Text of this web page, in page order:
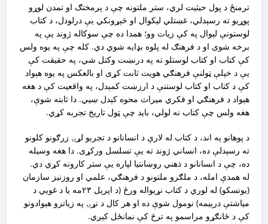
ترمنځ د پول حيثيت لري، ستر ملتونه چې د پرمختګ او تمدن لوړو
پوړيو ته رسېدلي، غښتلي ليکوال او څېړونکي يې درلودل، د کتاب
لوستونې لېوال په کې زيات وو؛ همدا ده چې سوکاله ژوند يې په
برخه شوى او د فرهنګ له پلوه بډايه شوي دي. کله چې په يوه ولس
کې کتاب او کتاب لوستلو ته په درنښت وکتل شي، په حقيقت کې
يې د خپلې ټولنې فرهنګي هويت ثابت کړى او بالعکس په يوه هېواد
کې د کتاب او کتاب لوستنې د ارزښت کمېدل، په واقعيت کې د هغه
هېواد د فرهنګي او فکري ميراث محوه کېدل ښيي. دا ثابته شوې،
هغه ولس چې کتاب نه لولي، بايد چې ټول تاريخ تجربه کړي.
د پوهانو په اند، د کتاب له لارې د انسانانو د تجربو لړۍ زرګونو کلونو
ته رسېدلې ده، انساني ژوند ته يې تسلسل ورکړى. دا هغه وسيله
ده، چې د انسانانو د ذهني روښانتيا لپاره يې ستر کارونه کړي دي.
له همدې امله، د ملګرو ملتونو د فرهنګي، علمي او روزنيز سازمان
(يونسکو) له لوري د کتاب نړيواله ورځ (د اپريل ٢٣مه يا د غويي د
مياشتې درېيمه) نومول شوې ده او هر کال د نړۍ په زياترو هېوادونو
کې د ځانګړو مراسمو په ترڅ کې نمانځل کېږي.